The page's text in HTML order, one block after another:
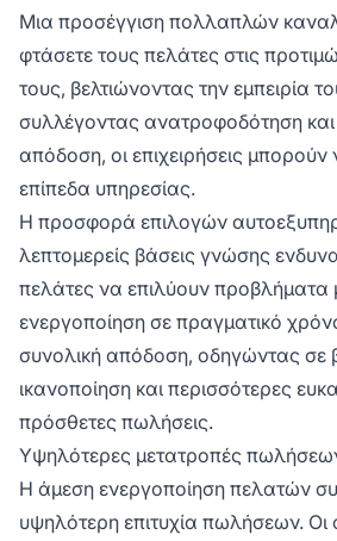
Μια προσέγγιση πολλαπλών
φτάσετε τους πελάτες στις
τους, βελτιώνοντας την εμπειρία
συλλέγοντας ανατροφοδότηση
απόδοση, οι επιχειρήσεις μπορούν
επίπεδα υπηρεσίας.
Η προσφορά επιλογών
λεπτομερείς βάσεις γνώσης
πελάτες να επιλύουν προβλήματα
ενεργοποίηση σε πραγματικό
συνολική απόδοση, οδηγώντας σε
ικανοποίηση και περισσότερες
πρόσθετες πωλήσεις.
Υψηλότερες μετατροπές
Η άμεση ενεργοποίηση πελατών
υψηλότερη επιτυχία πωλήσεων. Οι